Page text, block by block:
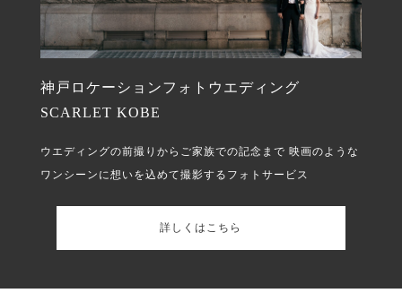
神戸ロケーションフォトウエディング
SCARLET KOBE
ウエディングの前撮りからご家族での記念まで 映画のような
ワンシーンに想いを込めて撮影するフォトサービス
詳しくはこちら